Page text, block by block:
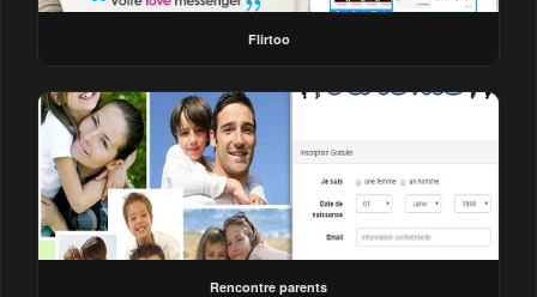
Flirtoo
Rencontre parents